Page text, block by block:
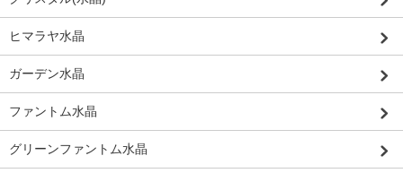
ヒマラヤ水晶
ガーデン水晶
ファントム水晶
グリーンファントム水晶